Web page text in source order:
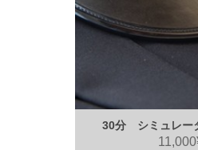
30分 シミュレー